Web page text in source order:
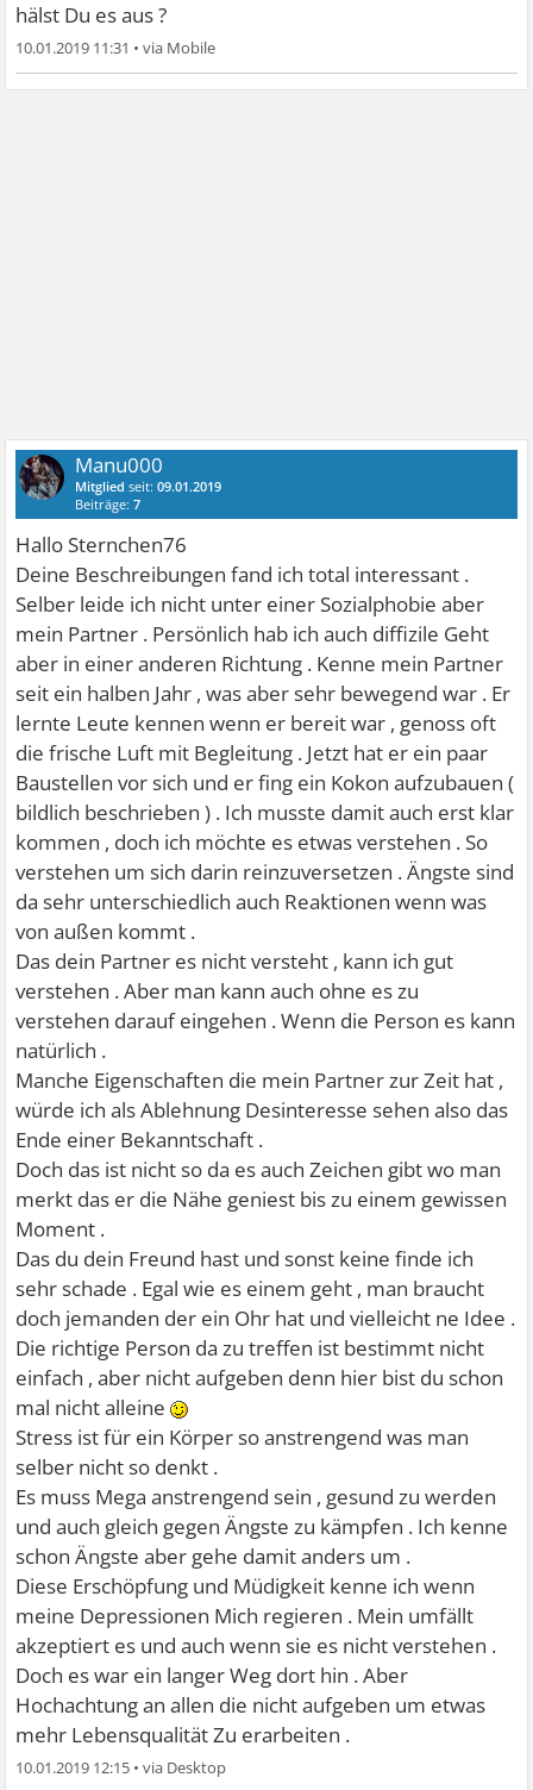
hälst Du es aus ?
10.01.2019 11:31 •
Manu000
Mitglied seit:09.01.2019
Beiträge:7
Hallo Sternchen76
Deine Beschreibungen fand ich total interessant .
Selber leide ich nicht unter einer Sozialphobie aber
mein Partner . Persönlich hab ich auch diffizile Geht
aber in einer anderen Richtung . Kenne mein Partner
seit ein halben Jahr , was aber sehr bewegend war . Er
lernte Leute kennen wenn er bereit war , genoss oft
die frische Luft mit Begleitung . Jetzt hat er ein paar
Baustellen vor sich und er fing ein Kokon aufzubauen (
bildlich beschrieben ) . Ich musste damit auch erst klar
kommen , doch ich möchte es etwas verstehen . So
verstehen um sich darin reinzuversetzen . Ängste sind
da sehr unterschiedlich auch Reaktionen wenn was
von außen kommt .
Das dein Partner es nicht versteht , kann ich gut
verstehen . Aber man kann auch ohne es zu
verstehen darauf eingehen . Wenn die Person es kann
natürlich .
Manche Eigenschaften die mein Partner zur Zeit hat ,
würde ich als Ablehnung Desinteresse sehen also das
Ende einer Bekanntschaft .
Doch das ist nicht so da es auch Zeichen gibt wo man
merkt das er die Nähe geniest bis zu einem gewissen
Moment .
Das du dein Freund hast und sonst keine finde ich
sehr schade . Egal wie es einem geht , man braucht
doch jemanden der ein Ohr hat und vielleicht ne Idee .
Die richtige Person da zu treffen ist bestimmt nicht
einfach , aber nicht aufgeben denn hier bist du schon
mal nicht alleine
Stress ist für ein Körper so anstrengend was man
selber nicht so denkt .
Es muss Mega anstrengend sein , gesund zu werden
und auch gleich gegen Ängste zu kämpfen . Ich kenne
schon Ängste aber gehe damit anders um .
Diese Erschöpfung und Müdigkeit kenne ich wenn
meine Depressionen Mich regieren . Mein umfällt
akzeptiert es und auch wenn sie es nicht verstehen .
Doch es war ein langer Weg dort hin . Aber
Hochachtung an allen die nicht aufgeben um etwas
mehr Lebensqualität Zu erarbeiten .
10.01.2019 12:15 •